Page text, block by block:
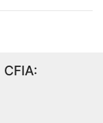
CFIA: